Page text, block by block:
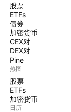
股票
ETFs
债券
加密货币
CEX对
DEX对
Pine
热图
股票
ETFs
加密货币
日历